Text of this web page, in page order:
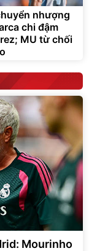
nhượng
chi đậm
MU từ chối
Mourinho